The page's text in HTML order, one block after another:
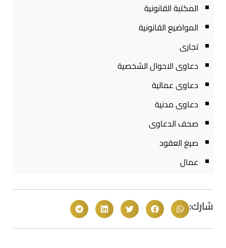
المكتبة القانونية
المواضيع القانونية
تجارى
دعاوى الاحوال الشخصية
دعاوى عمالية
دعاوى مدنية
صحف الدعاوى
صيغ العقود
عمال
شارك: